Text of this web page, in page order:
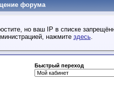
форума
но ваш IP в списке
нажмите здесь.
Быстрый переход